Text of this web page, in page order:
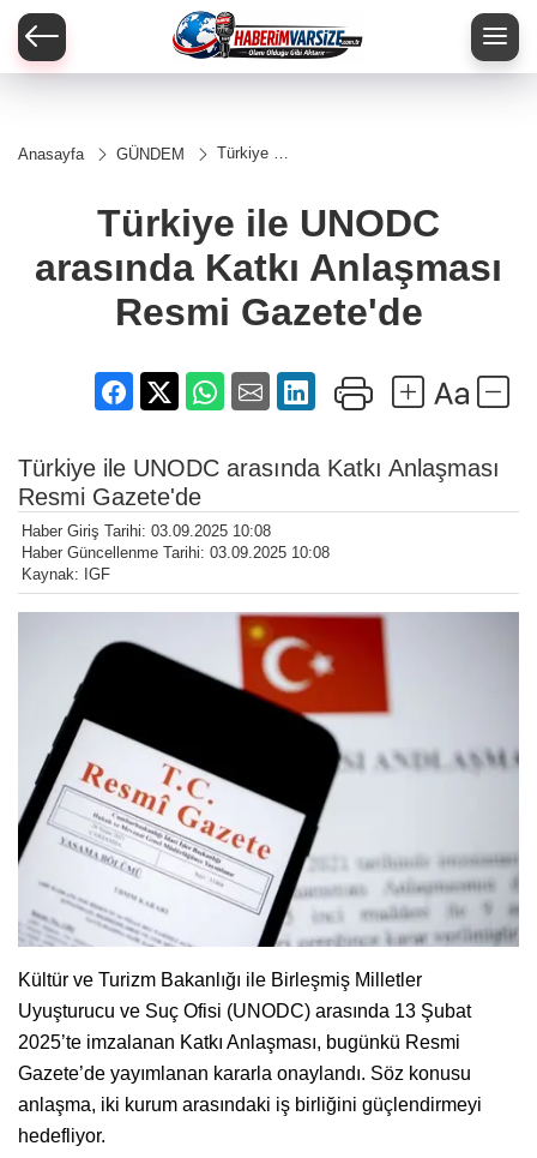
Anasayfa GÜNDEM
Türkiye ile
Katkı
Anlaşması
Gazete'de
Türkiye ile UNODC
arasında Katkı Anlaşması
Resmi Gazete'de
Türkiye ile UNODC arasında Katkı Anlaşması
Resmi Gazete'de
Haber Giriş Tarihi: 03.09.2025 10:08
Haber Güncellenme Tarihi: 03.09.2025 10:08
Kaynak: IGF
Kültür ve Turizm Bakanlığı ile Birleşmiş Milletler
Uyuşturucu ve Suç Ofisi (UNODC) arasında 13 Şubat
2025’te imzalanan Katkı Anlaşması, bugünkü Resmi
Gazete’de yayımlanan kararla onaylandı. Söz konusu
anlaşma, iki kurum arasındaki iş birliğini güçlendirmeyi
hedefliyor.